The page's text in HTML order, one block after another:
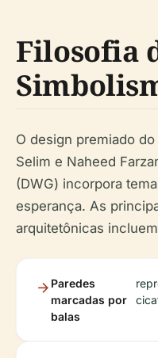
Filosofia
O design premiado
Selim e Naheed
(DWG) incorpora
esperança. As
arquitetônicas
Paredes
marcadas por
balas